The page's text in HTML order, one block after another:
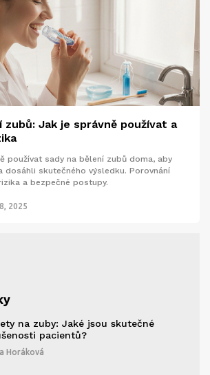
zubů: Jak je správně používat a
používat sady na bělení zubů doma, aby
dosáhli skutečného výsledku. Porovnání
a bezpečné postupy.
2025
na zuby: Jaké jsou skutečné
pacientů?
Horáková